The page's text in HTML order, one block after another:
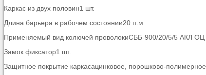
Каркас из двух половин1 шт.
Длина барьера в рабочем состоянии20 п.м
Применяемый вид колючей проволокиСББ-900/20/5/5 АКЛ ОЦ
Замок фиксатор1 шт.
Защитное покрытие каркасацинковое, порошково-полимерное